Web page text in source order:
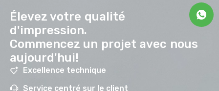
Élevez votre qualité
d'impression.
Commencez un projet avec nous
aujourd'hui!
Excellence technique
Service centré sur le client